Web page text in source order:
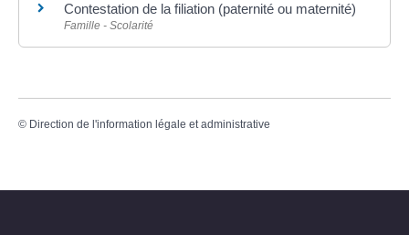
Contestation de la filiation (paternité ou maternité)
Famille - Scolarité
© Direction de l'information légale et administrative